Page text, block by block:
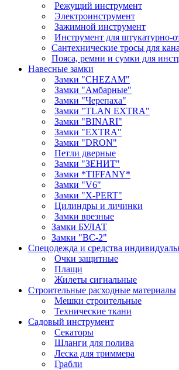
Режущий инструмент
Электроинструмент
Зажимной инструмент
Инструмент для штукатурно-
Сантехнические тросы для
Пояса, ремни и сумки для
Навесные замки
Замки "CHEZAM"
Замки "Амбарные"
Замки "Черепаха"
Замки "TLAN EXTRA"
Замки "BINARI"
Замки "EXTRA"
Замки "DRON"
Петли дверные
Замки "ЗЕНИТ"
Замки *TIFFANY*
Замки "V6"
Замки "X-PERT"
Цилиндры и личинки
Замки врезные
Замки БУЛАТ
Замки "ВС-2"
Спецодежда и средства
Очки защитные
Плащи
Жилеты сигнальные
Строительные расходные материалы
Мешки строительные
Технические ткани
Садовый инструмент
Секаторы
Шланги для полива
Леска для триммера
Грабли